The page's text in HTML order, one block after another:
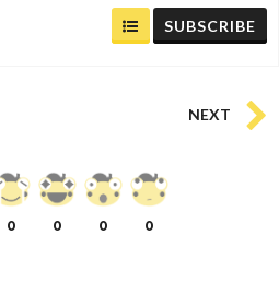
SUBSCRIBE
NEXT
0 0 0 0